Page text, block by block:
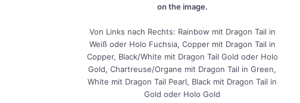
on the image.
Von Links nach Rechts: Rain­bow mit Dra­gon Tail in
Weiß oder Holo Fuch­sia, Cop­per mit Dra­gon Tail in
Cop­per, Black/White mit Dra­gon Tail Gold oder Holo
Gold, Chartreuse/Organe mit Dra­gon Tail in Green,
White mit Dra­gon Tail Pearl, Black mit Dra­gon Tail in
Gold oder Holo Gold